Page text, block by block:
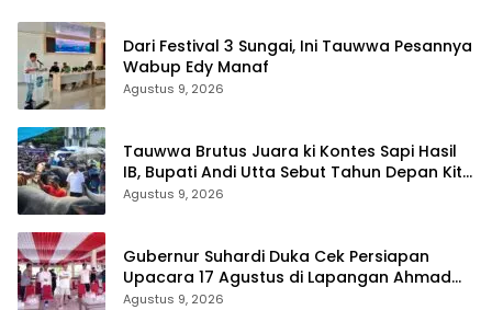
Dari Festival 3 Sungai, Ini Tauwwa Pesannya
Wabup Edy Manaf
Agustus 9, 2026
Tauwwa Brutus Juara ki Kontes Sapi Hasil
IB, Bupati Andi Utta Sebut Tahun Depan Kita
Bikin Skala Lebih Besar
Agustus 9, 2026
Gubernur Suhardi Duka Cek Persiapan
Upacara 17 Agustus di Lapangan Ahmad
Kirang, Capai 80 Persen
Agustus 9, 2026